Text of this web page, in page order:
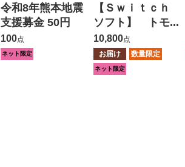
令和8年熊本地震
支援募金 50円
100点
ネット限定
【Ｓｗｉｔｃｈ
ソフト】 トモ
ダチコレクショ
ン わくわく生
活
10,800点
お届け
数量限定
ネット限定